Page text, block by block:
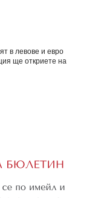
в левове и евро
ще откриете на